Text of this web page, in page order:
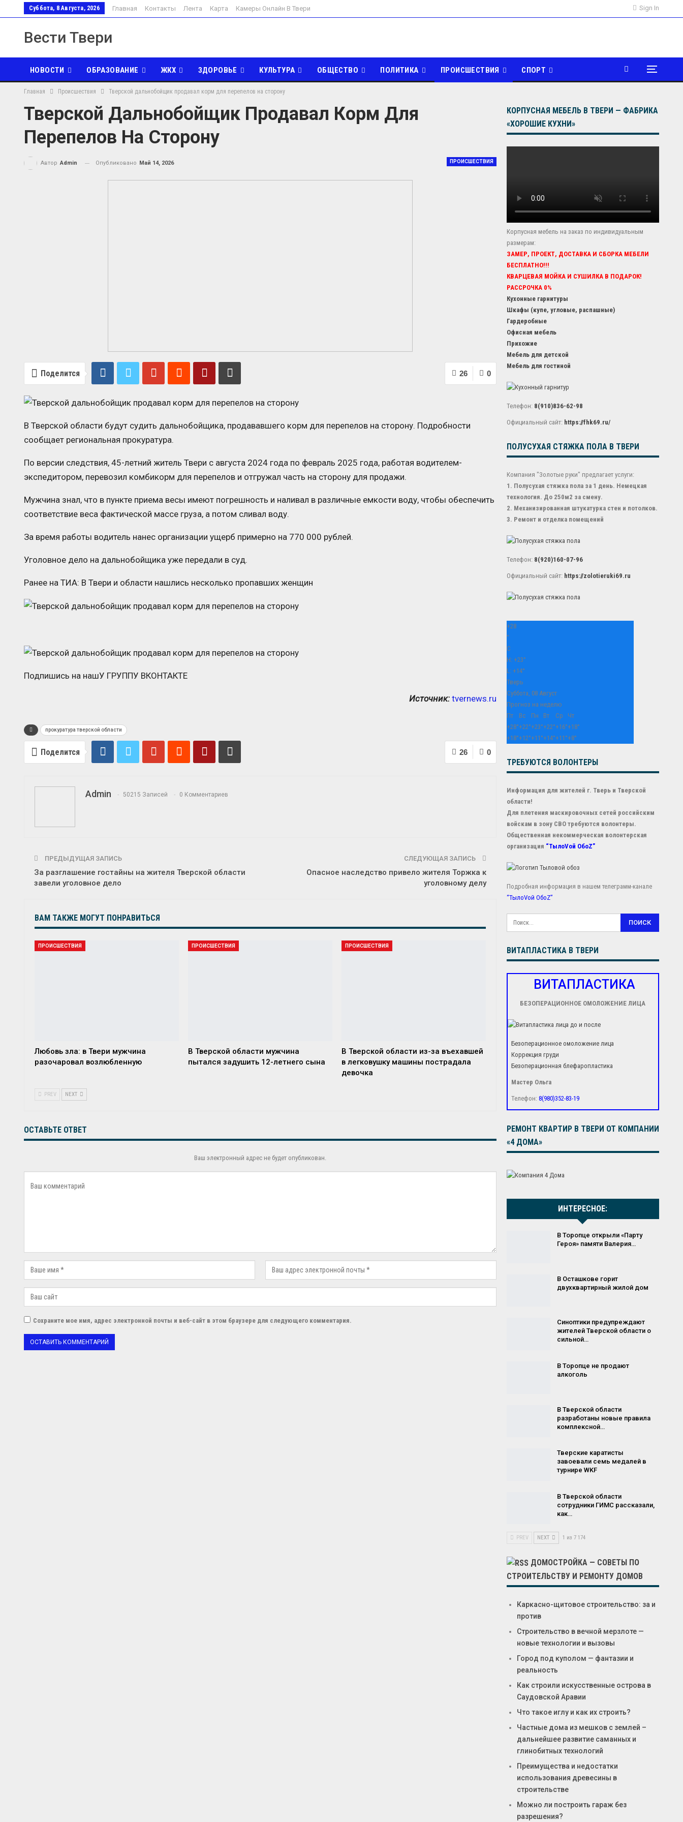
Sign In
Суббота, 8 Августа, 2026 Главная Контакты Лента Карта Камеры Онлайн В Твери
Вести Твери
НОВОСТИ ОБРАЗОВАНИЕ ЖКХ ЗДОРОВЬЕ КУЛЬТУРА ОБЩЕСТВО ПОЛИТИКА ПРОИСШЕСТВИЯ СПОРТ
ЭКОНОМИКА ТУРИЗМ РЕЛИГИЯ ПОЭЗИЯ ДОМ И САД
Главная Происшествия Тверской дальнобойщик продавал корм для перепелов на сторону
Тверской Дальнобойщик Продавал Корм Для
Перепелов На Сторону
ПРОИСШЕСТВИЯ
Автор Admin Опубликовано Май 14, 2026
0
26
Поделится
В Тверской области будут судить дальнобойщика, продававшего корм для перепелов на сторону. Подробности
сообщает региональная прокуратура.
По версии следствия, 45-летний житель Твери с августа 2024 года по февраль 2025 года, работая водителем-
экспедитором, перевозил комбикорм для перепелов и отгружал часть на сторону для продажи.
Мужчина знал, что в пункте приема весы имеют погрешность и наливал в различные емкости воду, чтобы обеспечить
соответствие веса фактической массе груза, а потом сливал воду.
За время работы водитель нанес организации ущерб примерно на 770 000 рублей.
Уголовное дело на дальнобойщика уже передали в суд.
Ранее на ТИА: В Твери и области нашлись несколько пропавших женщин
Подпишись на нашУ ГРУППУ ВКОНТАКТЕ
Источник: tvernews.ru
прокуратура тверской области
0
26
Поделится
Admin 50215 Записей 0 Комментариев
ПРЕДЫДУЩАЯ ЗАПИСЬ
За разглашение гостайны на жителя Тверской области
завели уголовное дело
СЛЕДУЮЩАЯ ЗАПИСЬ
Опасное наследство привело жителя Торжка к
уголовному делу
ВАМ ТАКЖЕ МОГУТ ПОНРАВИТЬСЯ
ПРОИСШЕСТВИЯ
Любовь зла: в Твери мужчина
разочаровал возлюбленную
ПРОИСШЕСТВИЯ
В Тверской области мужчина
пытался задушить 12-летнего сына
ПРОИСШЕСТВИЯ
В Тверской области из-за въехавшей
в легковушку машины пострадала
девочка
PREV NEXT
ОСТАВЬТЕ ОТВЕТ
Ваш электронный адрес не будет опубликован.
Сохраните мое имя, адрес электронной почты и веб-сайт в этом браузере для следующего комментария.
КОРПУСНАЯ МЕБЕЛЬ В ТВЕРИ — ФАБРИКА
«ХОРОШИЕ КУХНИ»
Корпусная мебель на заказ по индивидуальным
размерам:
ЗАМЕР, ПРОЕКТ, ДОСТАВКА И СБОРКА МЕБЕЛИ
БЕСПЛАТНО!!!
КВАРЦЕВАЯ МОЙКА И СУШИЛКА В ПОДАРОК!
РАССРОЧКА 0%
Кухонные гарнитуры
Шкафы (купе, угловые, распашные)
Гардеробные
Офисная мебель
Прихожие
Мебель для детской
Мебель для гостиной
Телефон: 8(910)836-62-98
Официальный сайт: https://fhk69.ru/
ПОЛУСУХАЯ СТЯЖКА ПОЛА В ТВЕРИ
Компания "Золотые руки" предлагает услуги:
1. Полусухая стяжка пола за 1 день. Немецкая
технология. До 250м2 за смену.
2. Механизированная штукатурка стен и потолков.
3. Ремонт и отделка помещений
Телефон: 8(920)160-07-96
Официальный сайт: https://zolotieruki69.ru
+28
°
C
H: +23°
L: +14°
Тверь
Суббота, 08 Август
Прогноз на неделю
Пт
Вс Пн Вт Ср
Чт
+28°+22°+23°+22°+16°+18°
+18°+12°+11°+14°+11°+8°
ТРЕБУЮТСЯ ВОЛОНТЕРЫ
Информация для жителей г. Тверь и Тверской
области!
Для плетения маскировочных сетей российским
войскам в зону СВО требуются волонтеры.
Общественная некоммерческая волонтерская
организация “ТылоVой ОбоZ”
Подробная информация в нашем телеграмм-канале
“ТылоVой ОбоZ”
ВИТАПЛАСТИКА В ТВЕРИ
ВИТАПЛАСТИКА
БЕЗОПЕРАЦИОННОЕ ОМОЛОЖЕНИЕ ЛИЦА
Безоперационное омоложение лица
Коррекция груди
Безоперационная блефаропластика
Мастер Ольга
Телефон: 8(980)352-83-19
РЕМОНТ КВАРТИР В ТВЕРИ ОТ КОМПАНИИ
«4 ДОМА»
ИНТЕРЕСНОЕ:
В Торопце открыли «Парту
Героя» памяти Валерия…
В Осташкове горит
двухквартирный жилой дом
Синоптики предупреждают
жителей Тверской области о
сильной…
В Торопце не продают
алкоголь
В Тверской области
разработаны новые правила
комплексной…
Тверские каратисты
завоевали семь медалей в
турнире WKF
В Тверской области
сотрудники ГИМС рассказали,
как…
PREV NEXT 1 из 7 174
ДОМОСТРОЙКА — СОВЕТЫ ПО
СТРОИТЕЛЬСТВУ И РЕМОНТУ ДОМОВ
Каркасно-щитовое строительство: за и
против
Строительство в вечной мерзлоте —
новые технологии и вызовы
Город под куполом — фантазии и
реальность
Как строили искусственные острова в
Саудовской Аравии
Что такое иглу и как их строить?
Частные дома из мешков с землей –
дальнейшее развитие саманных и
глинобитных технологий
Преимущества и недостатки
использования древесины в
строительстве
Можно ли построить гараж без
разрешения?